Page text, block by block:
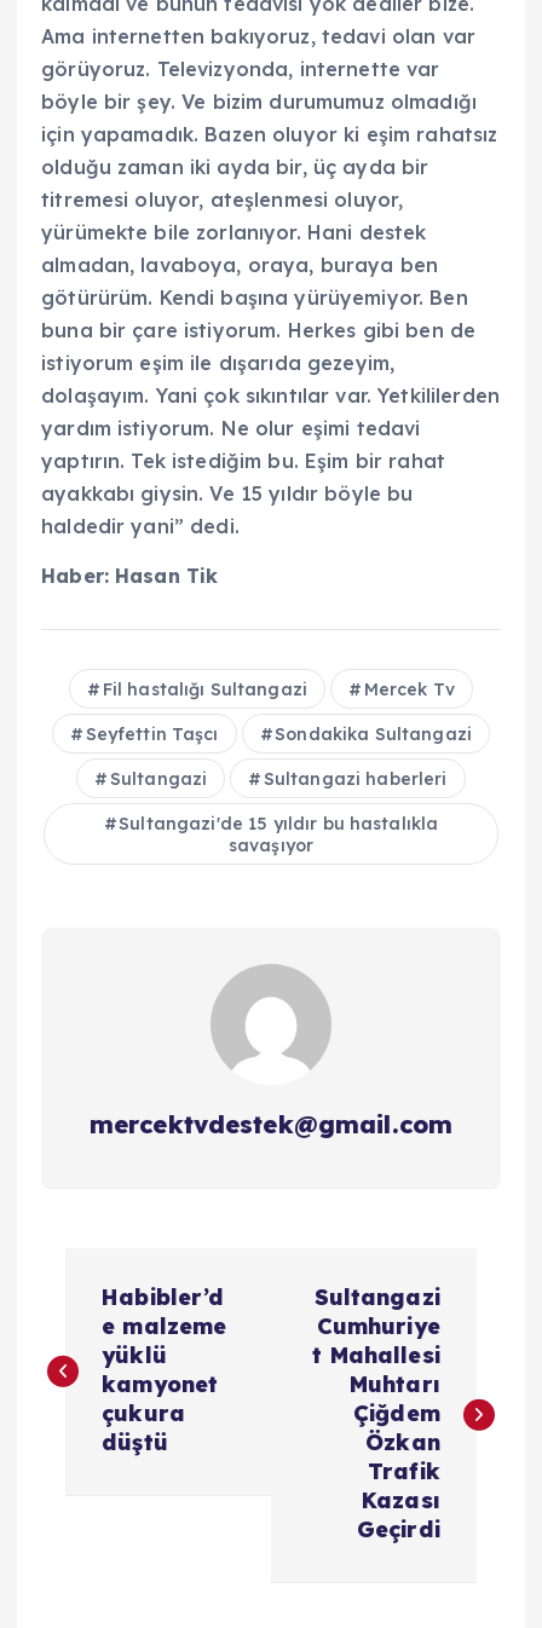
Ama internetten bakıyoruz, tedavi olan var
görüyoruz. Televizyonda, internette var
böyle bir şey. Ve bizim durumumuz olmadığı
için yapamadık. Bazen oluyor ki eşim rahatsız
olduğu zaman iki ayda bir, üç ayda bir
titremesi oluyor, ateşlenmesi oluyor,
yürümekte bile zorlanıyor. Hani destek
almadan, lavaboya, oraya, buraya ben
götürürüm. Kendi başına yürüyemiyor. Ben
buna bir çare istiyorum. Herkes gibi ben de
istiyorum eşim ile dışarıda gezeyim,
dolaşayım. Yani çok sıkıntılar var. Yetkililerden
yardım istiyorum. Ne olur eşimi tedavi
yaptırın. Tek istediğim bu. Eşim bir rahat
ayakkabı giysin. Ve 15 yıldır böyle bu
haldedir yani” dedi.
Haber: Hasan Tik
Fil hastalığı Sultangazi Mercek Tv
Seyfettin Taşcı Sondakika Sultangazi
Sultangazi Sultangazi haberleri
Sultangazi'de 15 yıldır bu hastalıkla
savaşıyor
mercektvdestek@gmail.com
z
Habibler’d
e malzeme
yüklü
kamyonet
çukura
düştü
Sultangazi
Cumhuriye
t Mahallesi
Muhtarı
Çiğdem
Özkan
Trafik
Kazası
Geçirdi